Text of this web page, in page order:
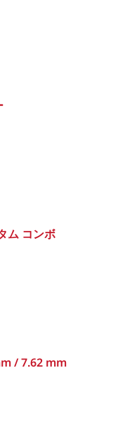
ム コンボ
/ 7.62 mm